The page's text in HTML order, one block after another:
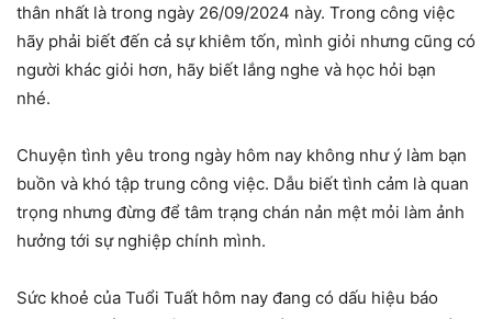
thân nhất là trong ngày 26/09/2024 này. Trong công việc
hãy phải biết đến cả sự khiêm tốn, mình giỏi nhưng cũng có
người khác giỏi hơn, hãy biết lắng nghe và học hỏi bạn
nhé.
Chuyện tình yêu trong ngày hôm nay không như ý làm bạn
buồn và khó tập trung công việc. Dẫu biết tình cảm là quan
trọng nhưng đừng để tâm trạng chán nản mệt mỏi làm ảnh
hưởng tới sự nghiệp chính mình.
Sức khoẻ của Tuổi Tuất hôm nay đang có dấu hiệu báo